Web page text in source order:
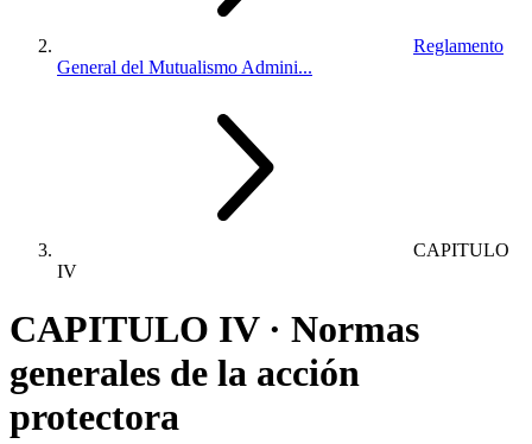
Reglamento
General del Mutualismo Admini...
CAPITULO
IV
CAPITULO IV · Normas
generales de la acción
protectora